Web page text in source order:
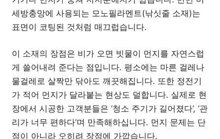
세방충망에 사용되는 모노필라멘트(낚싯줄 소재)는
표면이 코팅된 것처럼 매끄럽습니다.
이 소재의 장점은 비가 오면 빗물이 먼지를 자연스럽
게 쓸어내려 준다는 점입니다. 평소에는 마른 걸레나
물걸레로 살짝만 닦아도 깨끗해집니다. 또한 정전기
가 적어 먼지가 달라붙는 현상도 덜합니다. 실제로 현
장에서 시공한 고객분들은 ‘청소 주기가 길어졌다’, ‘관
리가 너무 편하다’며 만족해하십니다. 먼지 문제는 단
점이 아니라 오히려 장점에 가깝습니다.